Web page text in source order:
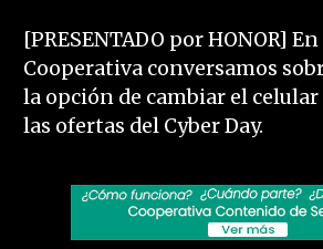
[PRESENTADO por HONOR]
Cooperativa conversamos
la opción de cambiar el
las ofertas del Cyber Day.